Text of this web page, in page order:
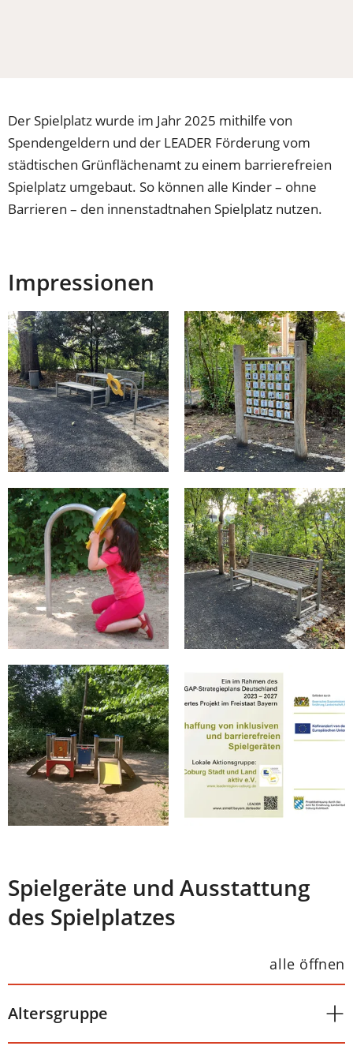
Der Spielplatz wurde im Jahr 2025 mithilfe von
Spendengeldern und der LEADER Förderung vom
städtischen Grünflächenamt zu einem barrierefreien
Spielplatz umgebaut. So können alle Kinder – ohne
Barrieren – den innenstadtnahen Spielplatz nutzen.
Impressionen
Spielgeräte und Ausstattung
des Spielplatzes
alle öffnen
Altersgruppe